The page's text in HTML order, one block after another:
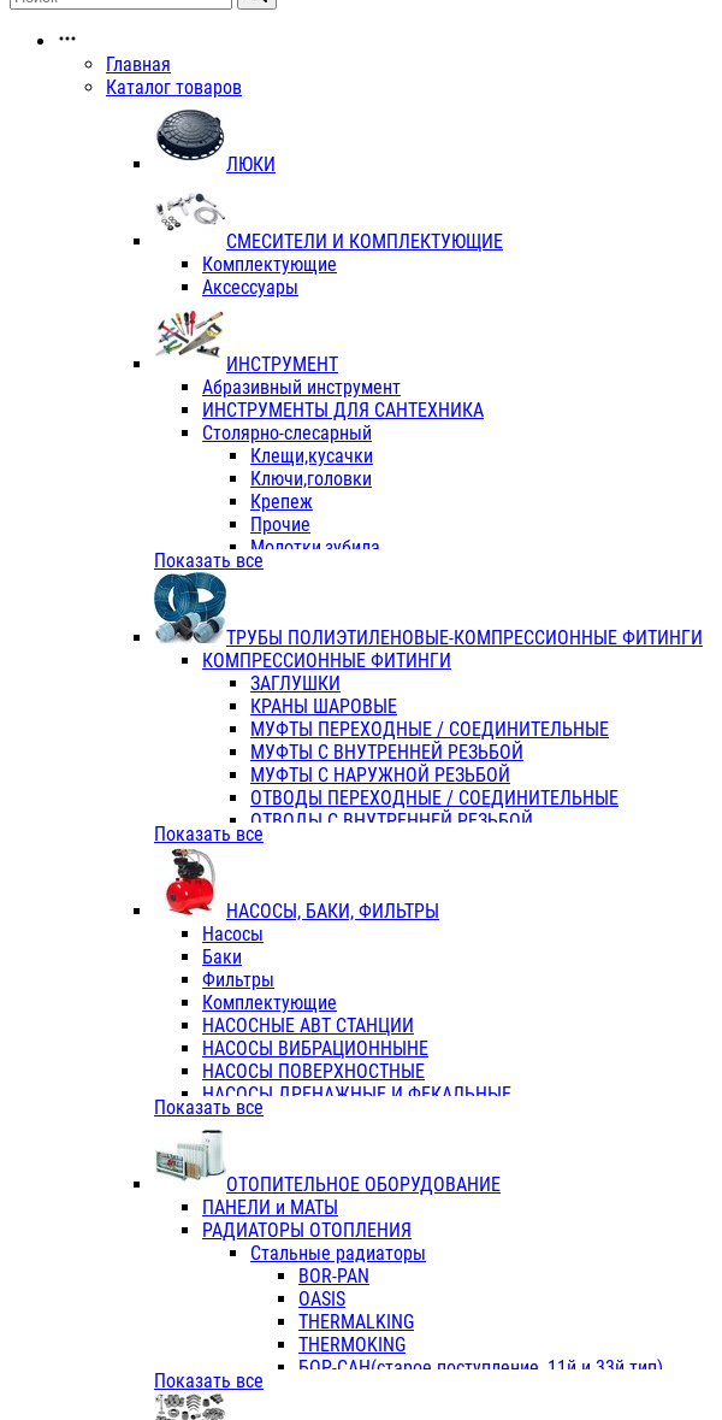
Главная
Каталог товаров
ЛЮКИ
СМЕСИТЕЛИ И КОМПЛЕКТУЮЩИЕ
Комплектующие
Аксессуары
ИНСТРУМЕНТ
Абразивный инструмент
ИНСТРУМЕНТЫ ДЛЯ САНТЕХНИКА
Столярно-слесарный
Клещи,кусачки
Ключи,головки
Крепеж
Прочие
Молотки,зубила
Пассатижи,тонкогубцы,утконосы
Отвертки
Хоз. инвентарь
ЭЛ. ИНСТРУМЕНТ OASIS
Показать все
ТРУБЫ ПОЛИЭТИЛЕНОВЫЕ-КОМПРЕССИОННЫЕ ФИТИНГИ
КОМПРЕССИОННЫЕ ФИТИНГИ
ЗАГЛУШКИ
КРАНЫ ШАРОВЫЕ
МУФТЫ ПЕРЕХОДНЫЕ / СОЕДИНИТЕЛЬНЫЕ
МУФТЫ С ВНУТРЕННЕЙ РЕЗЬБОЙ
МУФТЫ С НАРУЖНОЙ РЕЗЬБОЙ
ОТВОДЫ ПЕРЕХОДНЫЕ / СОЕДИНИТЕЛЬНЫЕ
ОТВОДЫ С ВНУТРЕННЕЙ РЕЗЬБОЙ
ОТВОДЫ С НАРУЖНОЙ РЕЗЬБОЙ
ТРОЙНИКИ ПЕРЕХОДНЫЕ / СОЕДИНИТЕЛЬНЫЕ
ТРОЙНИКИ С ВНУТРЕННЕЙ РЕЗЬБОЙ
КОЛЬЦА РЕЗИНОВЫЕ
ТРУБЫ НАПОРНЫЕ
ТРУБЫ ГОФРИРОВАННЫЕ ДВУХСЛ.
ТРУБЫ ПОЛИЭТИЛЕНОВЫЕ
Показать все
НАСОСЫ, БАКИ, ФИЛЬТРЫ
Насосы
Баки
Фильтры
Комплектующие
НАСОСНЫЕ АВТ СТАНЦИИ
НАСОСЫ ВИБРАЦИОННЫНЕ
НАСОСЫ ПОВЕРХНОСТНЫЕ
НАСОСЫ ДРЕНАЖНЫЕ И ФЕКАЛЬНЫЕ
НАСОСЫ ПОВЫСИТ и ЦИРКУЛЯЦИОННЫЕ
НАСОСЫ СКВАЖИННЫЕ
Показать все
ОТОПИТЕЛЬНОЕ ОБОРУДОВАНИЕ
ПАНЕЛИ и МАТЫ
РАДИАТОРЫ ОТОПЛЕНИЯ
Стальные радиаторы
BOR-PAN
OASIS
THERMALKING
THERMOKING
БОР-САН(старое поступление, 11й и 33й тип)
Показать все